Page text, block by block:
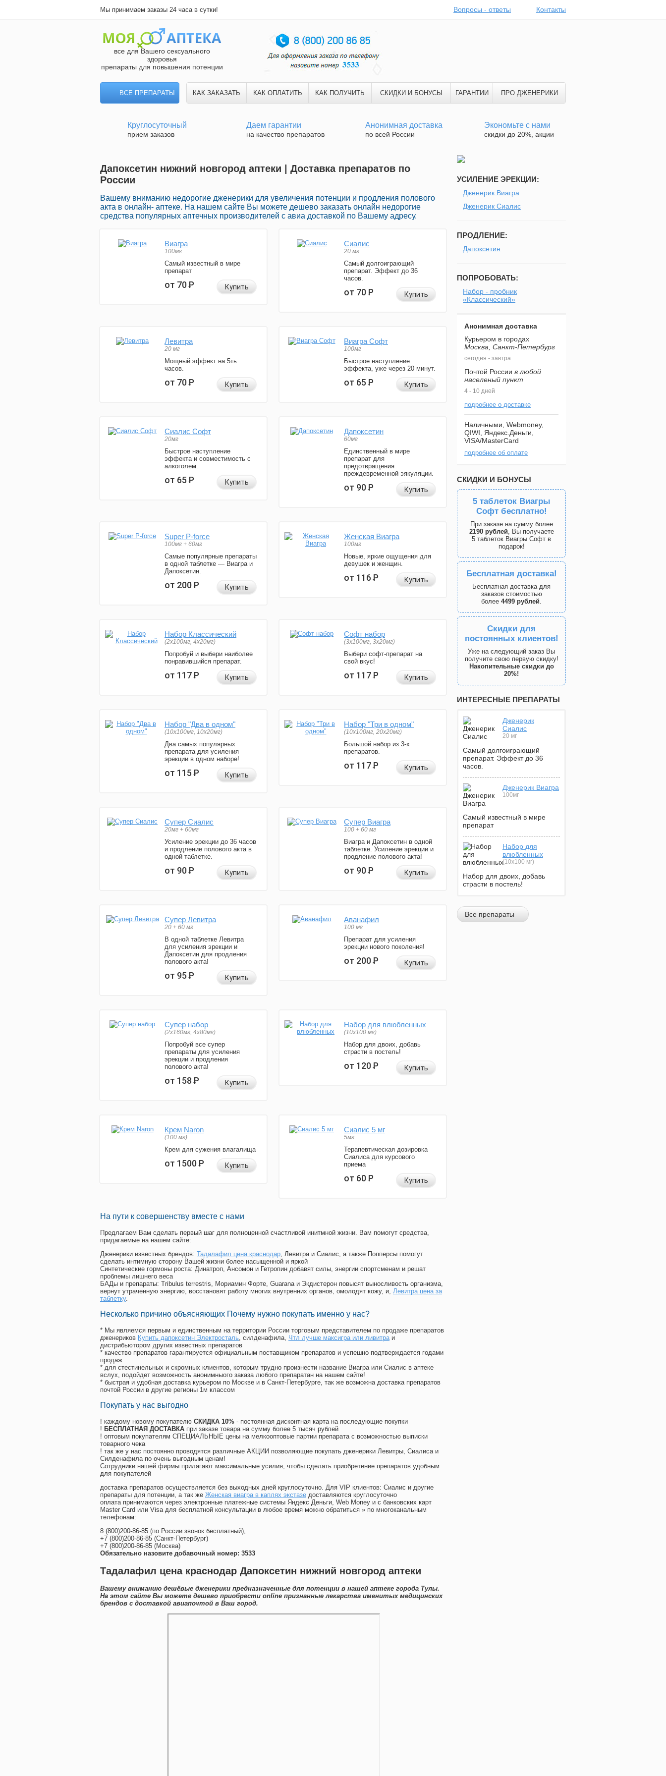
Мы принимаем заказы 24 часа в сутки! Вопросы - ответы Контакты
все для Вашего сексуального
здоровья
препараты для повышения потенции
ВСЕ ПРЕПАРАТЫ КАК ЗАКАЗАТЬ КАК ОПЛАТИТЬ КАК ПОЛУЧИТЬ СКИДКИ И БОНУСЫ ГАРАНТИИ ПРО ДЖЕНЕРИКИ
Круглосуточный
прием заказов
Даем гарантии
на качество препаратов
Анонимная доставка
по всей России
Экономьте с нами
скидки до 20%, акции
Дапоксетин нижний новгород аптеки | Доставка препаратов по
России
Вашему вниманию недорогие дженерики для увеличения потенции и продления полового
акта в онлайн- аптеке. На нашем сайте Вы можете дешево заказать онлайн недорогие
средства популярных аптечных производителей с авиа доставкой по Вашему адресу.
Виагра
100мг
Самый известный в мире
препарат
от 70Р Купить
Сиалис
20 мг
Самый долгоиграющий
препарат. Эффект до 36
часов.
от 70Р Купить
Левитра
20 мг
Мощный эффект на 5ть
часов.
от 70Р Купить
Виагра Софт
100мг
Быстрое наступление
эффекта, уже через 20 минут.
от 65Р Купить
Сиалис Софт
20мг
Быстрое наступление
эффекта и совместимость с
алкоголем.
от 65Р Купить
Дапоксетин
60мг
Единственный в мире
препарат для
предотвращения
преждевременной эякуляции.
от 90Р Купить
Super P-force
100мг + 60мг
Самые популярные препараты
в одной таблетке — Виагра и
Дапоксетин.
от 200Р Купить
Женская Виагра
100мг
Новые, яркие ощущения для
девушек и женщин.
от 116Р Купить
Набор Классический
(2x100мг, 4x20мг)
Попробуй и выбери наиболее
понравившийся препарат.
от 117Р Купить
Софт набор
(3x100мг, 3x20мг)
Выбери софт-препарат на
свой вкус!
от 117Р Купить
Набор "Два в одном"
(10x100мг, 10x20мг)
Два самых популярных
препарата для усиления
эрекции в одном наборе!
от 115Р Купить
Набор "Три в одном"
(10x100мг, 20x20мг)
Большой набор из 3-х
препаратов.
от 117Р Купить
Супер Сиалис
20мг + 60мг
Усиление эрекции до 36 часов
и продление полового акта в
одной таблетке.
от 90Р Купить
Супер Виагра
100 + 60 мг
Виагра и Дапоксетин в одной
таблетке. Усиление эрекции и
продление полового акта!
от 90Р Купить
Супер Левитра
20 + 60 мг
В одной таблетке Левитра
для усиления эрекции и
Дапоксетин для продления
полового акта!
от 95Р Купить
Аванафил
100 мг
Препарат для усиления
эрекции нового поколения!
от 200Р Купить
Супер набор
(2х160мг, 4х80мг)
Попробуй все супер
препараты для усиления
эрекции и продления
полового акта!
от 158Р Купить
Набор для влюбленных
(10х100 мг)
Набор для двоих, добавь
страсти в постель!
от 120Р Купить
Крем Naron
(100 мг)
Крем для сужения влагалища
от 1500Р Купить
Сиалис 5 мг
5мг
Терапевтическая дозировка
Сиалиса для курсового
приема
от 60Р Купить
На пути к совершенству вместе с нами
Предлагаем Вам сделать первый шаг для полноценной счастливой инитмной жизни. Вам помогут средства,
придагаемые на нашем сайте:
Дженерики известных брендов: Тадалафил цена краснодар, Левитра и Сиалис, а также Попперсы помогут
сделать интимную сторону Вашей жизни более насыщенной и яркой
Синтетические гормоны роста: Динатроп, Ансомон и Гетропин добавят силы, энергии спортсменам и решат
проблемы лишнего веса
БАДы и препараты: Tribulus terrestris, Мориамин Форте, Guarana и Экдистерон повысят выносливость организма,
вернут утраченную энергию, восстановят работу многих внутренних органов, омолодят кожу, и, Левитра цена за
таблетку.
Несколько причино объясняющих Почему нужно покупать именно у нас?
* Мы являемся первым и единственным на территории России торговым представителем по продаже препаратов
дженериков Купить дапоксетин Электросталь, силденафила, Чтл лучше максигра или ливитраи
дистрибьютором других известных препаратов
* качество препаратов гарантируется официальным поставщиком препаратов и успешно подтверждается годами
продаж
* для стестинельных и скромных клиентов, которым трудно произнести название Виагра или Сиалис в аптеке
вслух, подойдет возможность анонимныого заказа любого препаратан на нашем сайте!
* быстрая и удобная доставка курьером по Москве и в Санкт-Петербурге, так же возможна доставка препаратов
почтой России в другие регионы 1м классом
Покупать у нас выгодно
! каждому новому покупателю СКИДКА 10% - постоянная дисконтная карта на последующие покупки
! БЕСПЛАТНАЯ ДОСТАВКА при заказе товара на сумму более 5 тысяч рублей
! оптовым покупателям СПЕЦИАЛЬНЫЕ цены на мелкооптовые партии препарата с возможностью выписки
товарного чека
! так же у нас постоянно проводятся различные АКЦИИ позволяющие покупать дженерики Левитры, Сиалиса и
Силденафила по очень выгодным ценам!
Cотрудники нашей фирмы прилагают максимальные усилия, чтобы сделать приобретение препаратов удобным
для покупателей
доставка препаратов осуществляется без выходных дней круглосуточно. Для VIP клиентов: Сиалис и другие
препараты для потенции, а так же Женская виагра в каплях экстазе доставляются круглосуточно
оплата принимаются через электронные платежные системы Яндекс Деньги, Web Money и с банковских карт
Master Card или Visa для бесплатной консультации в любое время можно обратиться » по многоканальным
телефонам:
8 (800)200-86-85 (по России звонок бесплатный),
+7 (800)200-86-85 (Санкт-Петербург)
+7 (800)200-86-85 (Москва)
Обязательно назовите добавочный номер: 3533
Тадалафил цена краснодар Дапоксетин нижний новгород аптеки
Вашему вниманию дешёвые дженерики предназначенные для потенции в нашей аптеке города Тулы.
На этом сайте Вы можете дешево приобрести online признанные лекарства именитых медицинских
брендов с доставкой авиапочтой в Ваш город.
УСИЛЕНИЕ ЭРЕКЦИИ:
Дженерик Виагра
Дженерик Сиалис
ПРОДЛЕНИЕ:
Дапоксетин
ПОПРОБОВАТЬ:
Набор - пробник
«Классический»
Анонимная доставка
Курьером в городах
Москва, Санкт-Петербург
сегодня - завтра
Почтой России в любой
населеный пункт
4 - 10 дней
подробнее о доставке
Наличными, Webmoney,
QIWI, Яндекс.Деньги,
VISA/MasterCard
подробнее об оплате
СКИДКИ И БОНУСЫ
5 таблеток Виагры
Софт бесплатно!
При заказе на сумму более
2190 рублей, Вы получаете
5 таблеток Виагры Софт в
подарок!
Бесплатная доставка!
Бесплатная доставка для
заказов стоимостью
более 4499 рублей.
Скидки для
постоянных клиентов!
Уже на следующий заказ Вы
получите свою первую скидку!
Накопительные скидки до
20%!
ИНТЕРЕСНЫЕ ПРЕПАРАТЫ
Дженерик
Сиалис
20 мг
Самый долгоиграющий
препарат. Эффект до 36
часов.
Дженерик Виагра
100мг
Самый известный в мире
препарат
Набор для
влюбленных
(10х100 мг)
Набор для двоих, добавь
страсти в постель!
Все препараты